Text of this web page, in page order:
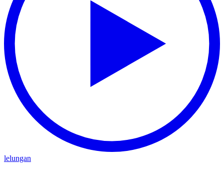
lelungan